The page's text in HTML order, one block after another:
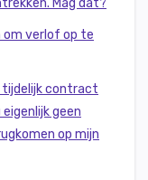
Mag dat?
om verlof op te
tijdelijk contract
geen
op mijn